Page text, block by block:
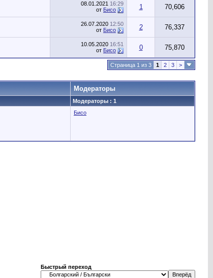
08.01.2021 16:29
от Бисо 1 70,606
26.07.2020 12:50
от Бисо 2 76,337
10.05.2020 16:51
от Бисо 0 75,870
Страница 1 из 3 1 2 3 >
Модераторы
Модераторы : 1
Бисо
Быстрый переход